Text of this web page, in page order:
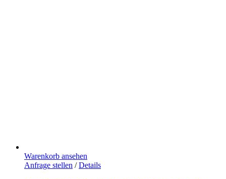
Warenkorb ansehen
Anfrage stellen / Details